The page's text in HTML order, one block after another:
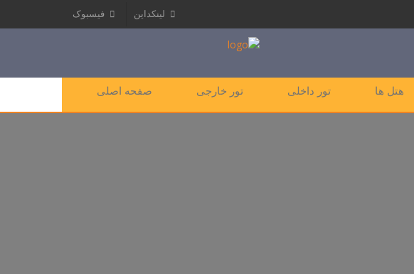
فیسبوک لینکداین
صفحه اصلی تور خارجی تور داخلی هتل ها